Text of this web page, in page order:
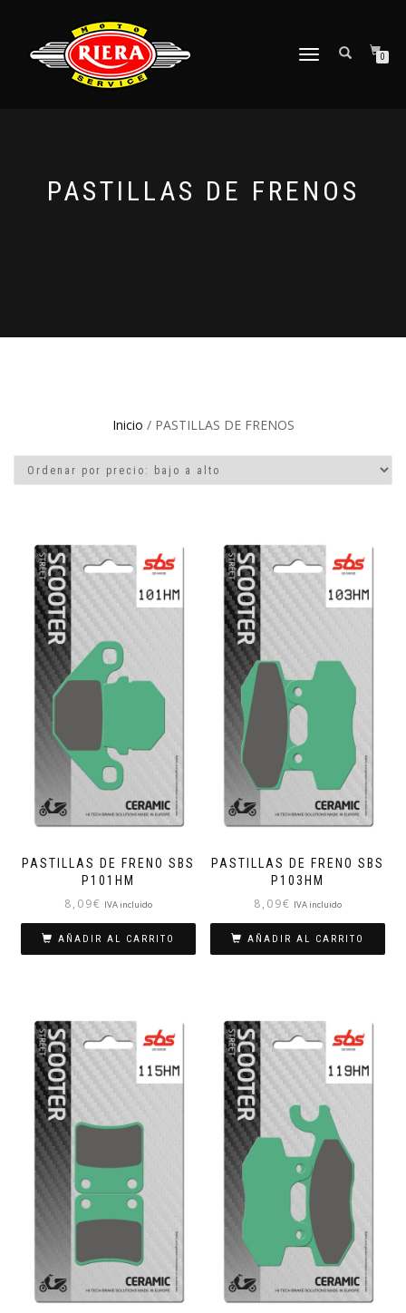
CAMBIAR
0
PASTILLAS DE FRENOS
Inicio / PASTILLAS DE FRENOS
PASTILLAS DE FRENO SBS
P101HM
8,09€ IVA incluido
AÑADIR AL CARRITO
PASTILLAS DE FRENO SBS
P103HM
8,09€ IVA incluido
AÑADIR AL CARRITO